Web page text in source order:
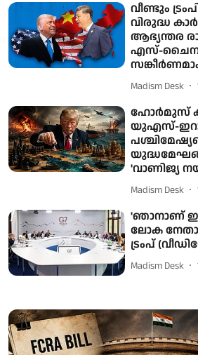
വീണ്ടും
വിരുദ്ധ
ആഭ്യന്തര
എസ്-ചൈന
Madism Desk
ഹോർമുസ്
യുഎസ്-
'വാണിജ്യ
Madism Desk
'ഞാനാണ്
ലോക
ട്രംപ്
Madism Desk